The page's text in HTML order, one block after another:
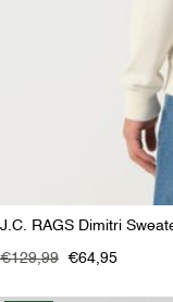
J.C. RAGS Dimitri
€129,99 €64,95